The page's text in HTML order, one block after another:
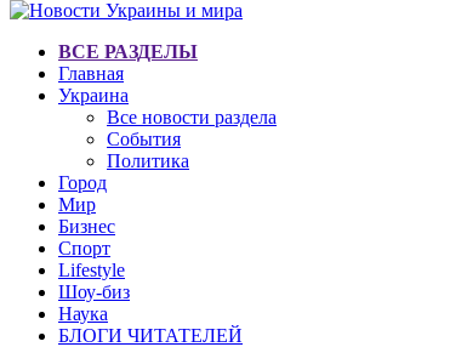
ВСЕ РАЗДЕЛЫ
Главная
Украина
Все новости раздела
События
Политика
Город
Мир
Бизнес
Спорт
Lifestyle
Шоу-биз
Наука
БЛОГИ ЧИТАТЕЛЕЙ